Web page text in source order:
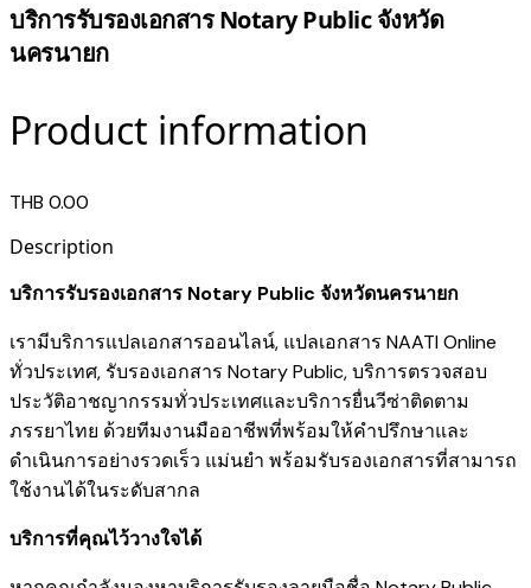
บริการรับรองเอกสาร Notary Public จังหวัด
นครนายก
Product information
THB 0.00
Description
บริการรับรองเอกสาร Notary Public จังหวัดนครนายก
เรามีบริการแปลเอกสารออนไลน์, แปลเอกสาร NAATI Online
ทั่วประเทศ, รับรองเอกสาร Notary Public,บริการตรวจสอบ
ประวัติอาชญากรรมทั่วประเทศและบริการยื่นวีซ่าติดตาม
ภรรยาไทย ด้วยทีมงานมืออาชีพที่พร้อมให้คำปรึกษาและ
ดำเนินการอย่างรวดเร็ว แม่นยำ พร้อมรับรองเอกสารที่สามารถ
ใช้งานได้ในระดับสากล
บริการที่คุณไว้วางใจได้